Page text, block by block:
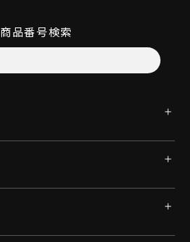
商品番号検索